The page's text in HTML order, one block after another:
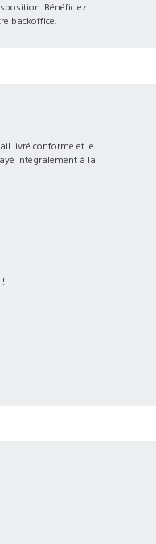
Bénéficiez
backoffice.
livré conforme et le
intégralement à la